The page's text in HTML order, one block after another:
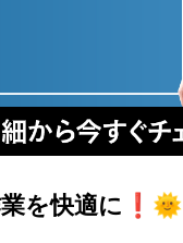
を快適に❗🌞